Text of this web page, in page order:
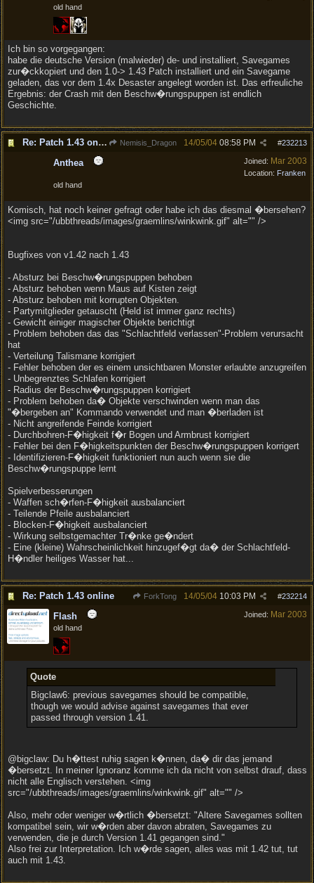
old hand
Ich bin so vorgegangen:
habe die deutsche Version (malwieder) de- und installiert, Savegames
zur�ckkopiert und den 1.0-> 1.43 Patch installiert und ein Savegame
geladen, das vor dem 1.4x Desaster angelegt worden ist. Das erfreuliche
Ergebnis: der Crash mit den Beschw�rungspuppen ist endlich
Geschichte.
Re: Patch 1.43 online Nemisis_Dragon #232213
14/05/04 08:58 PM
Joined: Mar 2003
Location: Franken
Anthea
old hand
Komisch, hat noch keiner gefragt oder habe ich das diesmal �bersehen?
<img src="/ubbthreads/images/graemlins/winkwink.gif" alt="" />
Bugfixes von v1.42 nach 1.43
- Absturz bei Beschw�rungspuppen behoben
- Absturz behoben wenn Maus auf Kisten zeigt
- Absturz behoben mit korrupten Objekten.
- Partymitglieder getauscht (Held ist immer ganz rechts)
- Gewicht einiger magischer Objekte berichtigt
- Problem behoben das das "Schlachtfeld verlassen"-Problem verursacht
hat
- Verteilung Talismane korrigiert
- Fehler behoben der es einem unsichtbaren Monster erlaubte anzugreifen
- Unbegrenztes Schlafen korrigiert
- Radius der Beschw�rungspuppen korrigiert
- Problem behoben da� Objekte verschwinden wenn man das
"�bergeben an" Kommando verwendet und man �berladen ist
- Nicht angreifende Feinde korrigiert
- Durchbohren-F�higkeit f�r Bogen und Armbrust korrigiert
- Fehler bei den F�higkeitspunkten der Beschw�rungspuppen korrigert
- Identifizieren-F�higkeit funktioniert nun auch wenn sie die
Beschw�rungspuppe lernt
Spielverbesserungen
- Waffen sch�rfen-F�higkeit ausbalanciert
- Teilende Pfeile ausbalanciert
- Blocken-F�higkeit ausbalanciert
- Wirkung selbstgemachter Tr�nke ge�ndert
- Eine (kleine) Wahrscheinlichkeit hinzugef�gt da� der Schlachtfeld-
H�ndler heiliges Wasser hat...
Re: Patch 1.43 online ForkTong #232214
14/05/04 10:03 PM
Joined: Mar 2003
Flash
old hand
Quote
Bigclaw6: previous savegames should be compatible,
though we would advise against savegames that ever
passed through version 1.41.
@bigclaw: Du h�ttest ruhig sagen k�nnen, da� dir das jemand
�bersetzt. In meiner Ignoranz komme ich da nicht von selbst drauf, dass
nicht alle Englisch verstehen. <img
src="/ubbthreads/images/graemlins/winkwink.gif" alt="" />
Also, mehr oder weniger w�rtlich �bersetzt: "Altere Savegames sollten
kompatibel sein, wir w�rden aber davon abraten, Savegames zu
verwenden, die je durch Version 1.41 gegangen sind."
Also frei zur Interpretation. Ich w�rde sagen, alles was mit 1.42 tut, tut
auch mit 1.43.